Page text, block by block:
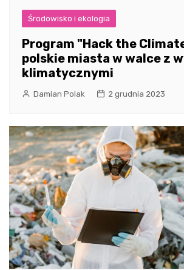
Środowisko i ekologia
Program "Hack the
polskie miasta w walce z
klimatycznymi
Damian Polak 2 grudnia 2023